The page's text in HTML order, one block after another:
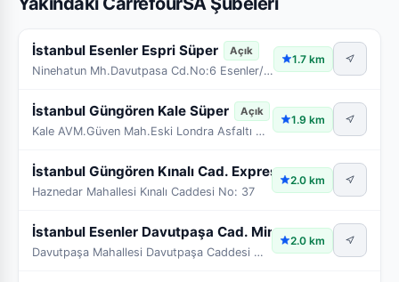
İstanbul Esenler Espri Süper Açık
Ninehatun Mh.Davutpasa Cd.No:6 Esenler/İstanbul
1.7 km
İstanbul Güngören Kale Süper Açık
Kale AVM.Güven Mah.Eski Londra Asfaltı Güngören/İs
1.9 km
İstanbul Güngören Kınalı Cad. Express Açık
Haznedar Mahallesi Kınalı Caddesi No: 37
2.0 km
İstanbul Esenler Davutpaşa Cad. Mini Açık
Davutpaşa Mahallesi Davutpaşa Caddesi No 123/B
2.0 km